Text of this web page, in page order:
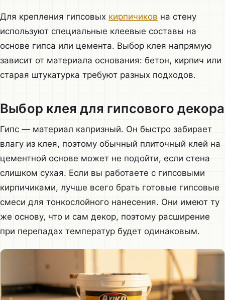
Для крепления гипсовых кирпичиков на стену
используют специальные клеевые составы на
основе гипса или цемента. Выбор клея напрямую
зависит от материала основания: бетон, кирпич или
старая штукатурка требуют разных подходов.
Выбор клея для гипсового декора
Гипс — материал капризный. Он быстро забирает
влагу из клея, поэтому обычный плиточный клей на
цементной основе может не подойти, если стена
слишком сухая. Если вы работаете с гипсовыми
кирпичиками, лучше всего брать готовые гипсовые
смеси для тонкослойного нанесения. Они имеют ту
же основу, что и сам декор, поэтому расширение
при перепадах температур будет одинаковым.